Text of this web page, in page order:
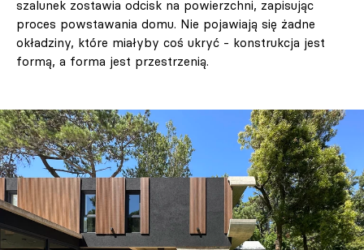
szalunek zostawia odcisk na powierzchni, zapisując
proces powstawania domu. Nie pojawiają się żadne
okładziny, które miałyby coś ukryć - konstrukcja jest
formą, a forma jest przestrzenią.